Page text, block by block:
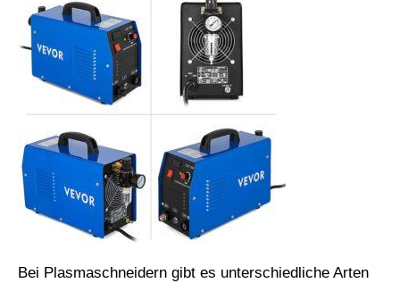
Bei Plasmaschneidern gibt es unterschiedliche Arten